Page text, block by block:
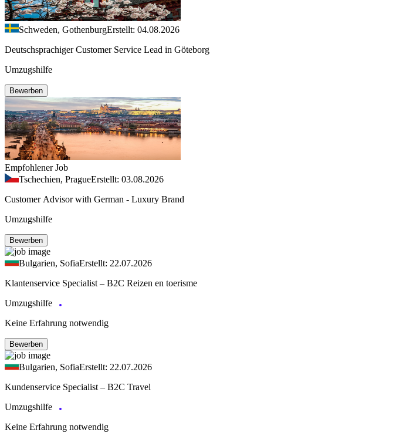
Schweden, GothenburgErstellt: 04.08.2026
Deutschsprachiger Customer Service Lead in Göteborg
Umzugshilfe
Bewerben
Empfohlener Job
Tschechien, PragueErstellt: 03.08.2026
Customer Advisor with German - Luxury Brand
Umzugshilfe
Bewerben
Bulgarien, SofiaErstellt: 22.07.2026
Klantenservice Specialist – B2C Reizen en toerisme
Umzugshilfe
Keine Erfahrung notwendig
Bewerben
Bulgarien, SofiaErstellt: 22.07.2026
Kundenservice Specialist – B2C Travel
Umzugshilfe
Keine Erfahrung notwendig